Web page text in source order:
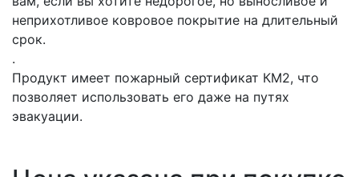
неприхотливое ковровое покрытие на длительный
срок.
.
Продукт имеет пожарный сертификат КМ2, что
позволяет использовать его даже на путях
эвакуации.